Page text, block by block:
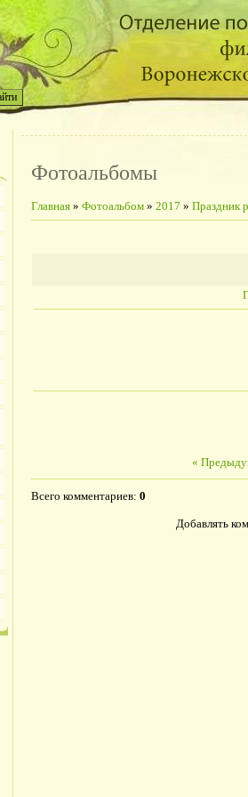
Фотоальбомы
Главная » Фотоальбом » 2017 » Праздник
«
Всего комментариев: 0
Добавлять